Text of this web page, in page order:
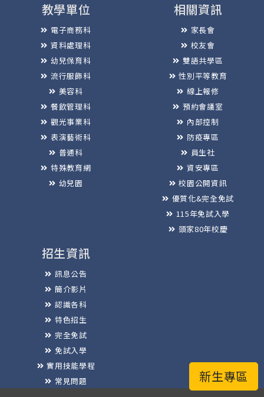
新生專區
教學單位
電子商務科
資料處理科
幼兒保育科
流行服飾科
美容科
餐飲管理科
觀光事業科
表演藝術科
普通科
特殊教育網
幼兒園
相關資訊
家長會
校友會
雙語共學區
性別平等教育
線上報修
預約會議室
內部控制
防疫專區
員生社
資安專區
校園公開資訊
優質化&完全免試
115年免試入學
頭家80年校慶
招生資訊
訊息公告
簡介影片
認識各科
特色招生
完全免試
免試入學
實用技能學程
常見問題